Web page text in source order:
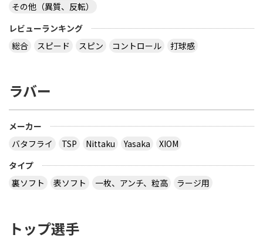
その他（異質、反転）
レビューランキング
総合
スピード スピン コントロール 打球感
ラバー
メーカー
バタフライ
TSP Nittaku Yasaka
XIOM
タイプ
裏ソフト
表ソフト 一枚、アンチ、粒高 ラージ用
トップ選手